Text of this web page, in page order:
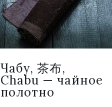
Чабу, 茶布,
Chabu — чайное
полотно